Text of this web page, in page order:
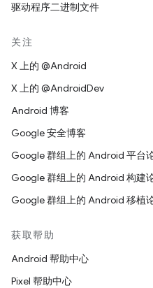
驱动程序二进制文件
关注
X 上的 @Android
X 上的 @AndroidDev
Android 博客
Google 安全博客
Google 群组上的 Android 平台
Google 群组上的 Android 构建
Google 群组上的 Android 移植
获取帮助
Android 帮助中心
Pixel 帮助中心